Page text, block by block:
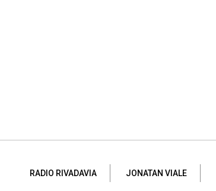
RADIO RIVADAVIA JONATAN VIALE